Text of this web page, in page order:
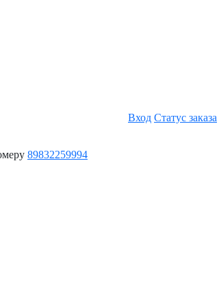
Вход Статус заказа
89832259994